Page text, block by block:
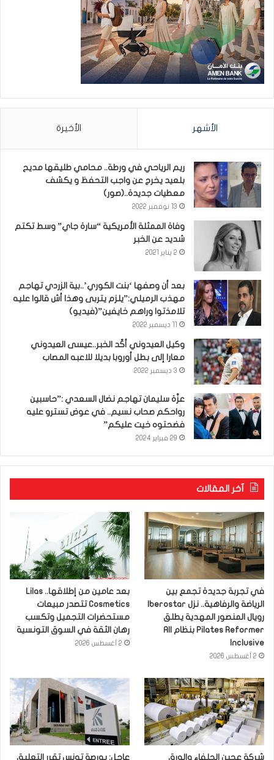
الأشهر الأخيرة
ريم الرياحي في ورطة.. محامي طليقها مديح
بلعيد يخرج عن واجب التحفظ و يكشف
معطيات جديدة..(صور)
13 نوفمبر 2022
وفاة الممثلة الأمريكية “سارة جاي” وسط تكتم
شديد عن الخبر
2 يناير 2021
بعد أن وصفها ‘بنت الكوري’..بية الزردي تهاجم
مهذب الرميلي:”يلزم يتربى وهذا أش قالوا عليه
تلامذتوا وراهم خايفين”(فيديو)
وكيل العيدوني أكّد الخبر..عيسى العيدوني
معارا إلى بطل أوروبا بديلا للاعبه المصاب
3 ديسمبر 2022
عزّة سليمان تهاجم نضال السعدي :”حاسبين
رواحكم صحاب نسيم.. في عوض تسترو عليه
فضحتوه خيت عليكم”
29 فبراير 2024
آخر المقالات
في تجربة جديدة تجمع بين
رويال المنصور المهدية يطلق
Pilates Reformer بنظام All
Inclusive
2 أغسطس 2026
بعد عامين من إطلاقها.. Lilas
Cosmetics تتصدر مبيعات
مستحضرات التجميل وتكسب
رهان الثقة في السوق التونسية
2 أغسطس 2026
شركة عجين الحلفاء والورق عاجل: بورصة تونس تقرر التعليق